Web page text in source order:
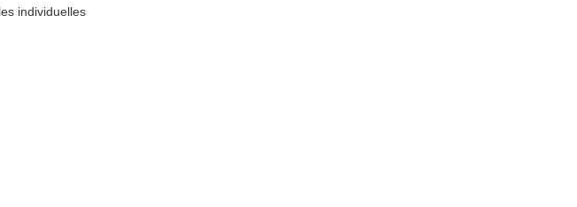
individuelles